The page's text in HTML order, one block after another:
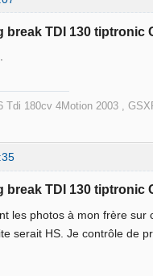
break TDI 130 tiptronic
.
Tdi 180cv 4Motion 2003 ,
break TDI 130 tiptronic
les photos à mon frère
serait HS. Je contrôle de